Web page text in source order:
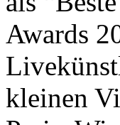
Awards
kleinen